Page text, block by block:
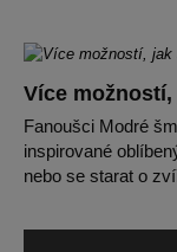
Více
Fanoušci Modré
inspirované
nebo se starat o